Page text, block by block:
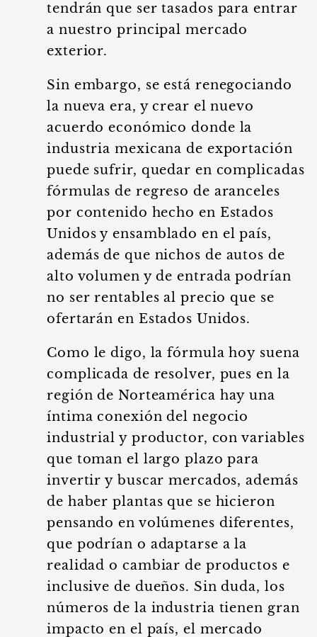
tendrán que ser tasados para entrar
a nuestro principal mercado
exterior.
Sin embargo, se está renegociando
la nueva era, y crear el nuevo
acuerdo económico donde la
industria mexicana de exportación
puede sufrir, quedar en complicadas
fórmulas de regreso de aranceles
por contenido hecho en Estados
Unidos y ensamblado en el país,
además de que nichos de autos de
alto volumen y de entrada podrían
no ser rentables al precio que se
ofertarán en Estados Unidos.
Como le digo, la fórmula hoy suena
complicada de resolver, pues en la
región de Norteamérica hay una
íntima conexión del negocio
industrial y productor, con variables
que toman el largo plazo para
invertir y buscar mercados, además
de haber plantas que se hicieron
pensando en volúmenes diferentes,
que podrían o adaptarse a la
realidad o cambiar de productos e
inclusive de dueños. Sin duda, los
números de la industria tienen gran
impacto en el país, el mercado